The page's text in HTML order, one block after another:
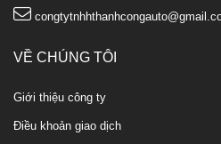
VỀ CHÚNG TÔI
Giới thiệu công ty
Điều khoản giao dịch